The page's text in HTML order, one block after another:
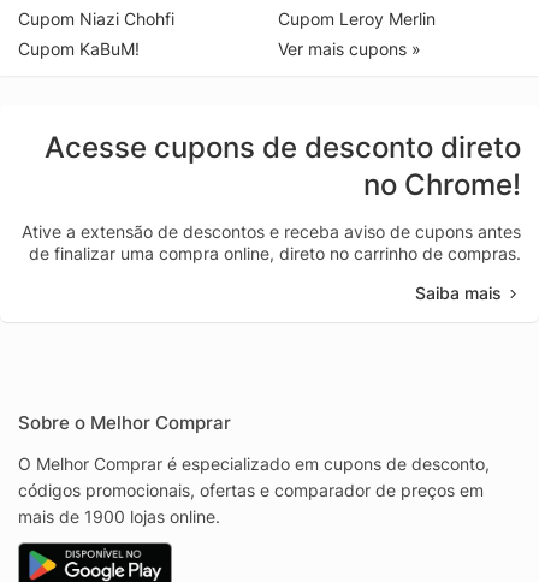
Cupom Niazi Chohfi
Cupom KaBuM!
Cupom Leroy Merlin
Ver mais cupons »
Acesse cupons de desconto direto
no Chrome!
Ative a extensão de descontos e receba aviso de cupons antes
de finalizar uma compra online, direto no carrinho de compras.
Saiba mais
Sobre o Melhor Comprar
O Melhor Comprar é especializado em cupons de desconto,
códigos promocionais, ofertas e comparador de preços em
mais de 1900 lojas online.